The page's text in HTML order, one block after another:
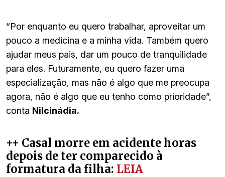
“Por enquanto eu quero trabalhar, aproveitar um
pouco a medicina e a minha vida. Também quero
ajudar meus pais, dar um pouco de tranquilidade
para eles. Futuramente, eu quero fazer uma
especialização, mas não é algo que me preocupa
agora, não é algo que eu tenho como prioridade”,
conta Nilcinádia.
++ Casal morre em acidente horas
depois de ter comparecido à
formatura da filha: LEIA